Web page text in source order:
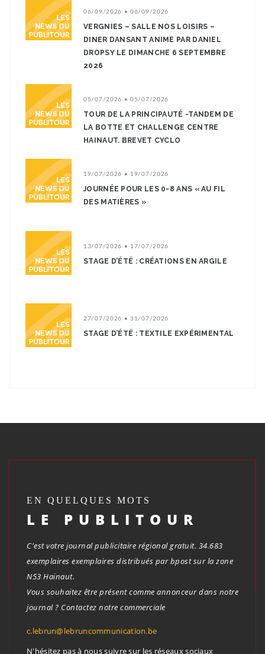
06/09/2026 • 06/09/2026
VERGNIES – SALLE NOS LOISIRS –
DINER DANSANT ANIME PAR DANIEL
DROPSY LE DIMANCHE 6 SEPTEMBRE
2026
05/07/2026 • 05/07/2026
TOUR DE LA PRINCIPAUTÉ -TANDEM DE
LA BOTTE ET CHALLENGE CENTRE
HAINAUT. BREVET CYCLO
19/07/2026 • 19/07/2026
JOURNÉE POUR LES 0-8 ANS « AU FIL
DES MATIÈRES »
13/07/2026 • 17/07/2026
STAGE D’ÉTÉ : CRÉATIONS EN ARGILE
27/07/2026 • 31/07/2026
STAGE D’ÉTÉ : TEXTILE EXPÉRIMENTAL
EN QUELQUES MOTS
LE PUBLITOUR
C'est votre journal publicitaire régional gratuit. 34.683
exemplaires exemplaires distribués par bpost sur la zone
N53 Hainaut.
Vous souhaitez être présent comme annonceur dans notre
journal ? Contactez notre commerciale
c.lebrun@lebruncommunication.be
N'hésitez pas à nous suivre sur les réseaux sociaux